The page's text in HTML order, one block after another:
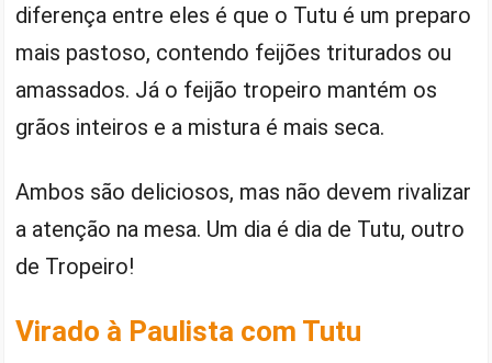
diferença entre eles é que o Tutu é um preparo
mais pastoso, contendo feijões triturados ou
amassados. Já o feijão tropeiro mantém os
grãos inteiros e a mistura é mais seca.
Ambos são deliciosos, mas não devem rivalizar
a atenção na mesa. Um dia é dia de Tutu, outro
de Tropeiro!
Virado à Paulista com Tutu